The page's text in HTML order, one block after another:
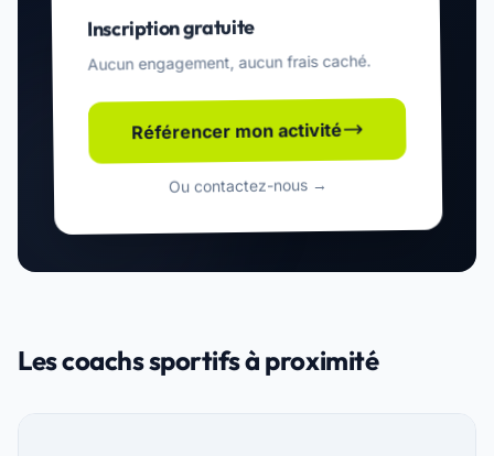
Inscription gratuite
Aucun engagement, aucun frais caché.
Référencer mon activité
Ou contactez-nous →
Les coachs sportifs à proximité